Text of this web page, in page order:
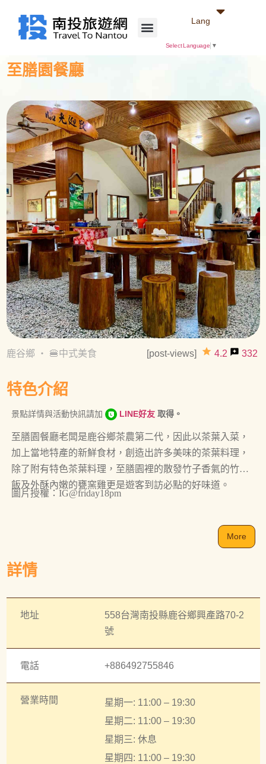
Lang
Select Language ▼
至膳園餐廳
鹿谷鄉 ・ 🍔中式美食 [post-views] grade 4.2 reviews 332
特色介紹
景點詳情與活動快訊請加 LINE好友 取得。
至膳園餐廳老闆是鹿谷鄉茶農第二代，因此以茶葉入菜，
加上當地特產的新鮮食材，創造出許多美味的茶葉料理，
除了附有特色茶葉料理，至膳園裡的散發竹子香氣的竹筒
飯及外酥內嫩的甕窯雞更是遊客到訪必點的好味道。
圖片授權：IG@friday18pm
More
詳情
地址
558台灣南投縣鹿谷鄉興產路70-2
號
電話 +886492755846
營業時間
星期一: 11:00 – 19:30
星期二: 11:00 – 19:30
星期三: 休息
星期四: 11:00 – 19:30